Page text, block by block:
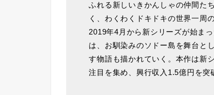
ふれる新しいきかんしゃの仲間た
く、わくわくドキドキの世界一周
2019年4月から新シリーズが始ま
は、お馴染みのソドー島を舞台と
す物語も描かれていく。本作は新
注目を集め、興行収入1.5億円を突